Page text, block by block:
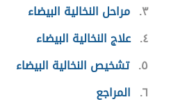
٣ مراحل النخالية البيضاء
٤ علاج النخالية البيضاء
٥ تشخيص النخالية البيضاء
٦ المراجع